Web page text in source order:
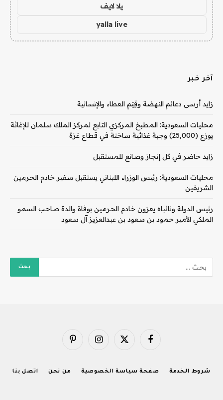
يلا لايف
yalla live
آخر خبر
زايد أرسى دعائم النهضة وقِيَم العطاء والإنسانية
محليات السعودية: المطبخ المركزي التابع لمركز الملك سلمان للإغاثة
يوزع (25,000) وجبة غذائية ساخنة في قطاع غزة
زايد حاضر في كل إنجاز وصانع للمستقبل
محليات السعودية: رئيس الوزراء اللبناني يستقبل سفير خادم الحرمين
الشريفين
رئيس الدولة ونائباه يعزون خادم الحرمين بوفاة والدة صاحب السمو
الملكي الأمير حمود بن سعود بن عبدالعزيز آل سعود
فيسبوك X
الانستغرامبينتيريست
شروط الخدمة صفحة سياسة الخصوصية من نحن اتصل بنا